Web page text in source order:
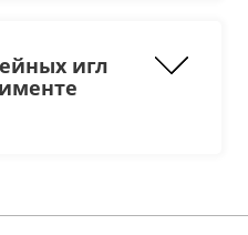
назначения
игл